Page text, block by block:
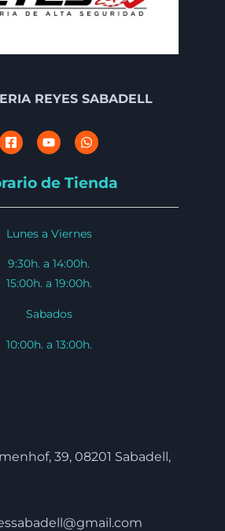
REYES SABADELL
de Tienda
Lunes a Viernes
9:30h. a 14:00h.
15:00h. a 19:00h.
Sabados
10:00h. a 13:00h.
39, 08201 Sabadell,